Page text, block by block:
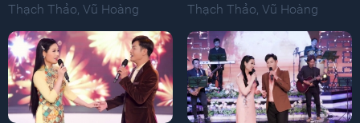
Thạch Thảo Vũ Hoàng
Thạch Thảo Vũ Hoàng